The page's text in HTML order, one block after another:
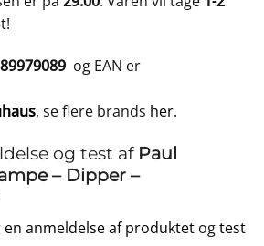
og EAN er
, se flere brands her.
og test af Paul
– Dipper –
en anmeldelse af produktet ogtest